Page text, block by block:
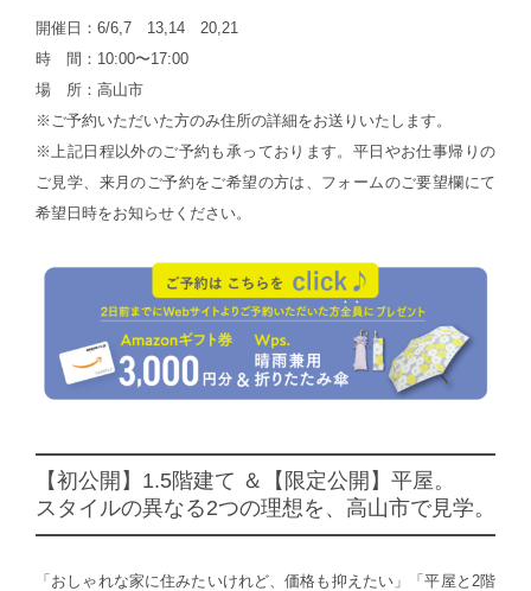
開催日：6/6,7 13,14 20,21
時 間：10:00〜17:00
場 所：高山市
※ご予約いただいた方のみ住所の詳細をお送りいたします。
※上記日程以外のご予約も承っております。平日やお仕事帰りの
ご見学、来月のご予約をご希望の方は、フォームのご要望欄にて
希望日時をお知らせください。
【初公開】1.5階建て ＆【限定公開】平屋。
スタイルの異なる2つの理想を、高山市で見学。
「おしゃれな家に住みたいけれど、価格も抑えたい」「平屋と2階